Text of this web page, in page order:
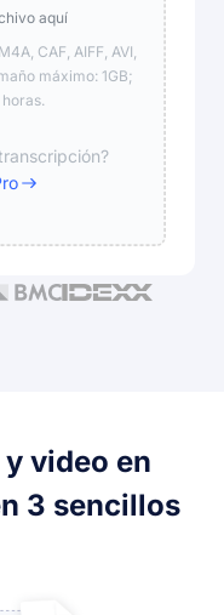
aquí
CAF, AIFF, AVI,
máximo: 1GB;
video en
3 sencillos